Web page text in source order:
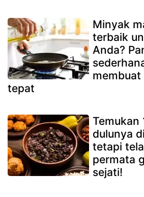
Minyak
terbaik
Anda?
tepat
Temukan
dulunya
tetapi
permata
sejati!